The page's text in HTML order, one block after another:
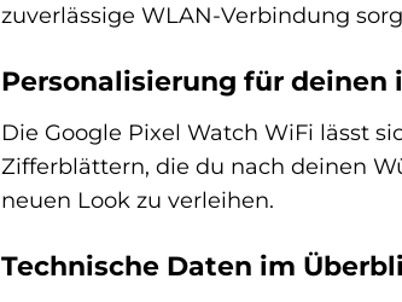
zuverlässige WLAN-Verbindung
Personalisierung für deinen
Die Google Pixel Watch WiFi lässt
Zifferblättern, die du nach deinen
neuen Look zu verleihen.
Technische Daten im